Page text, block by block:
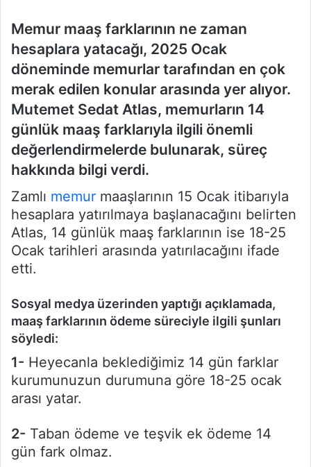
Memur maaş farklarının ne zaman
hesaplara yatacağı, 2025 Ocak
döneminde memurlar tarafından en çok
merak edilen konular arasında yer alıyor.
Mutemet Sedat Atlas, memurların 14
günlük maaş farklarıyla ilgili önemli
değerlendirmelerde bulunarak, süreç
hakkında bilgi verdi.
Zamlı memur maaşlarının 15 Ocak itibarıyla
hesaplara yatırılmaya başlanacağını belirten
Atlas, 14 günlük maaş farklarının ise 18-25
Ocak tarihleri arasında yatırılacağını ifade
etti.
Sosyal medya üzerinden yaptığı açıklamada,
maaş farklarının ödeme süreciyle ilgili şunları
söyledi:
1- Heyecanla beklediğimiz 14 gün farklar
kurumunuzun durumuna göre 18-25 ocak
arası yatar.
2- Taban ödeme ve teşvik ek ödeme 14
gün fark olmaz.